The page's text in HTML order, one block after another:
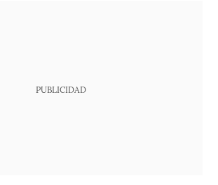
PUBLICIDAD